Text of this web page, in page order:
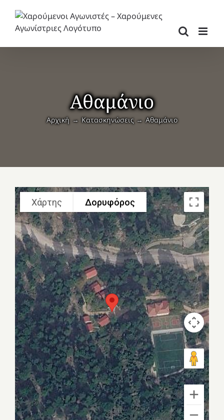
περιεχόμενο
Αθαμάνιο
Αρχική Κατασκηνώσεις Αθαμάνιο
Χάρτης Δορυφόρος